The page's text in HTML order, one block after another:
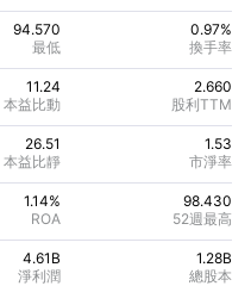
11.24
本益比動
2.660
股利TTM
0.97%
換手率
94.570
最低
26.51
本益比靜
1.53
市淨率
1.14%
ROA
98.430
52週最高
4.61B
淨利潤
1.28B
總股本